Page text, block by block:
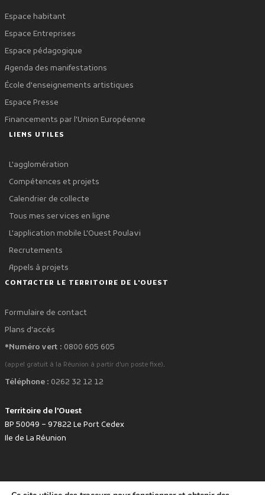
Espace habitant
Espace Entreprises
Espace pédagogique
Agenda des manifestations
École d'enseignements artistiques
Espace Presse
Financements par l'Union Européenne
LIENS UTILES
L'agglomération
Compétences et projets
Calendrier de collecte
Tous mes services en ligne
L'application mobile L'Ouest Poulavi
Recrutements
Appels à projets
CONTACTER LE TERRITOIRE DE L'OUEST
Formulaire de contact
Plans d'accès
*Numéro vert : 0800 605 605
(appel gratuit à la Réunion à partir d'un poste fixe).
Téléphone : 0262 32 12 12
Territoire de l'Ouest
BP 50049 – 97822 Le Port Cedex
Ile de La Réunion